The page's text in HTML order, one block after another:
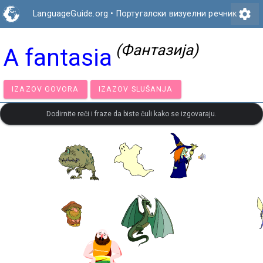
LanguageGuide.org • Португалски визуелни речник settings
A fantasia (Фантазија)
IZAZOV GOVORA IZAZOV SLUŠANJA
Dodirnite reči i fraze da biste čuli kako se izgovaraju.